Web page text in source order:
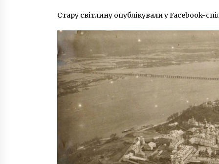
В Києві відкриють 5 продуктових
6 років ago
Стару світлину опублікували у Facebook-